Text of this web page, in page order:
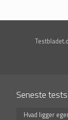
Seneste tests
Hvad ligger